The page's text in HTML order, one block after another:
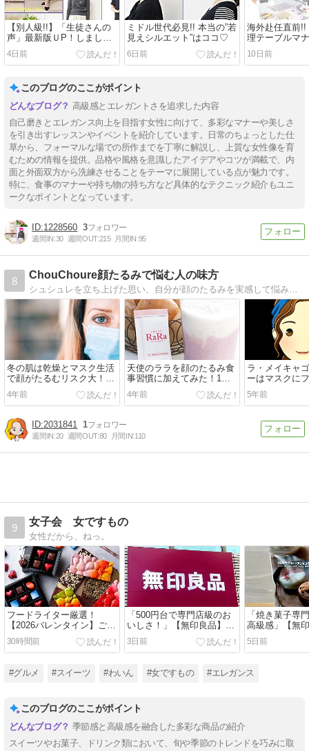
【別人級!!】「生徒さんの
声」最新版ＵP！しました
4日前
ミドル世代必見!! 本当の”若
見えシルエット”はココ♡
6日前
海外赴任直前!!
理テーブルマ
10日前
このブログのここがポイント
高級感とエレガントさを追求した内容
自己磨きとエレガンス向上を目指す女性に向けて、多彩なマナーや美しさ
を引き出すレッスンやイベントを紹介しています。日常のちょっとした仕
草から、フォーマルな場での所作までを丁寧に解説し、上質な女性像を育
むための情報を提供。品格や風格を意識したアイデアやコツが満載で、内
面と外面双方から洗練させることをテーマに展開している点が魅力です。
特に、食事のマナーや持ち物の持ち方など具体的なテクニック紹介もユニ
ークなポイントとなっています。
1228560 3
週間IN:30 週間OUT:215 月間IN:95
8
ChouChoure顔たるみで悩む人の味方
冬の肌は乾燥とマスク生活
で顔がたるむリスク大！対
策できるアイテムは？
4年前
天使のララを顔のたるみ食
事習慣に加えてみた！1年
続けたレビュー
4年前
ラ・メイキャ
ーはマスクに
かないで人気
使い方と最安
5年前
2031841 1
週間IN:20 週間OUT:80 月間IN:110
9
女子会 女ですもの
女性だから、ねっ。
フードライター厳選！
【2026バレンタイン】ご褒
美チョコにもギフトにも最
適なショコラブランド3選
30時間前
「500円台で専門店級のお
いしさ！」【無印良品】新
商品「冬季限定チョコレー
ト」3品を実食リポ
3日前
「焼き菓子専
高級感」【無
限定「ショコ
がプチご褒美
5日前
#グルメ #スイーツ #わいん #女ですもの #エレガンス
このブログのここがポイント
季節感と高級感を融合した多彩な商品の紹介
スイーツやお菓子、ドリンク類において、旬や季節のトレンドを巧みに取